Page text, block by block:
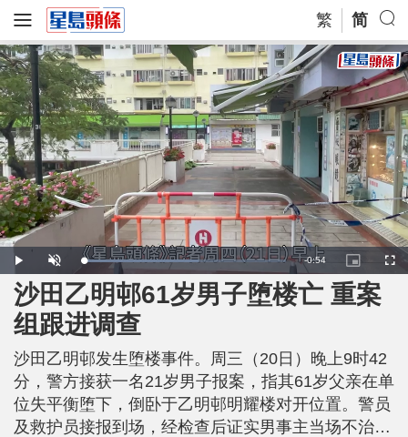
繁 简
P
l
a
y
U
n
m
u
t
L
o
a
d
e
:
7
1
1
R
e
n
i
-0:54
P
i
t
u
-
P
i
c
t
u
e
F
u
沙田乙明邨61岁男子堕楼亡 重案
组跟进调查
沙田乙明邨发生堕楼事件。周三（20日）晚上9时42
分，警方接获一名21岁男子报案，指其61岁父亲在单
位失平衡堕下，倒卧于乙明邨明耀楼对开位置。警员
及救护员接报到场，经检查后证实男事主当场不治。